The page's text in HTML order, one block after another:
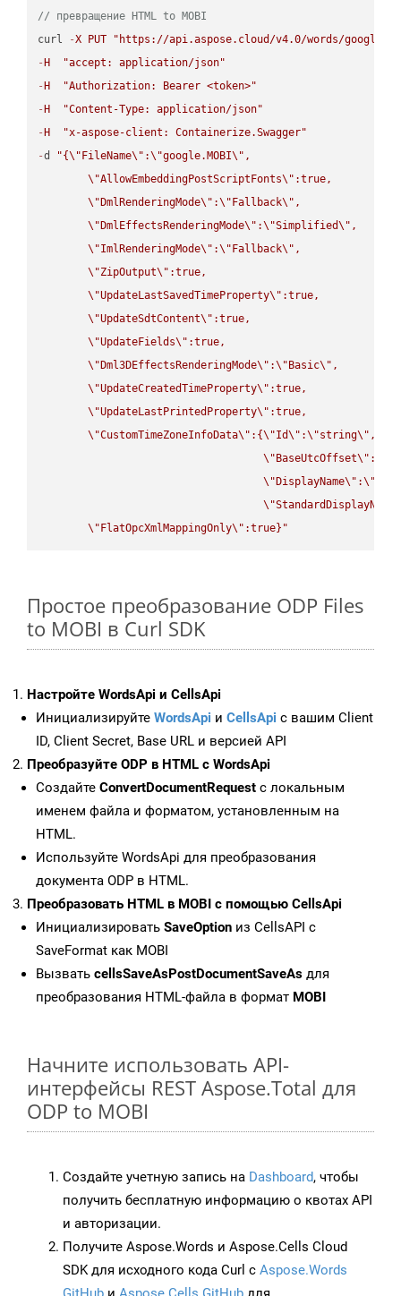
// превращение HTML to MOBI
curl
-X PUT
"https://api.aspose.cloud/v4.0/words/
- H
"accept: application/json"
- H
"Authorization: Bearer <token>"
- H
"Content-Type: application/json"
- H
"x-aspose-client: Containerize.Swagger"
-d "{\" FileName\" :\"google.MOBI\" ,
\"AllowEmbeddingPostScriptFonts\" :true,
\" DmlRenderingMode\" :\" Fallback\" ,
\" DmlEffectsRenderingMode\" :\"Simplified\" ,
\"ImlRenderingMode\" :\" Fallback\" ,
\"ZipOutput\" :true,
\"UpdateLastSavedTimeProperty\" :true,
\"UpdateSdtContent\" :true,
\"UpdateFields\" :true,
\" Dml3DEffectsRenderingMode\" :\" Basic\" ,
\"UpdateCreatedTimeProperty\" :true,
\"UpdateLastPrintedProperty\" :true,
\"CustomTimeZoneInfoData\" :{\"Id\" :\"string\" ,
\" BaseUtcOffset\" :
\" DisplayName\" :\"
\"StandardDisplayName
\" FlatOpcXmlMappingOnly\" :true}"
Простое преобразование ODP Files
to MOBI в Curl SDK
Настройте WordsApi и CellsApi
Инициализируйте WordsApi и CellsApi с вашим Client
ID, Client Secret, Base URL и версией API
Преобразуйте ODP в HTML с WordsApi
Создайте ConvertDocumentRequest с локальным
именем файла и форматом, установленным на
HTML.
Используйте WordsApi для преобразования
документа ODP в HTML.
Преобразовать HTML в MOBI с помощью CellsApi
Инициализировать SaveOption из CellsAPI с
SaveFormat как MOBI
Вызвать cellsSaveAsPostDocumentSaveAs для
преобразования HTML-файла в формат MOBI
Начните использовать API-
интерфейсы REST Aspose.Total для
ODP to MOBI
Создайте учетную запись на Dashboard, чтобы
получить бесплатную информацию о квотах API
и авторизации.
Получите Aspose.Words и Aspose.Cells Cloud
SDK для исходного кода Curl с Aspose.Words